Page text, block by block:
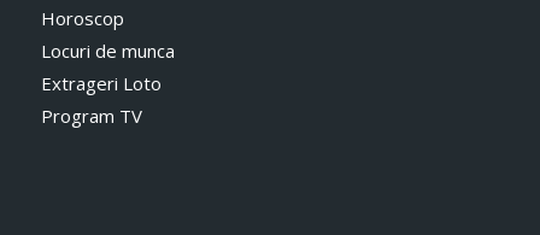
Horoscop
Locuri de munca
Extrageri Loto
Program TV